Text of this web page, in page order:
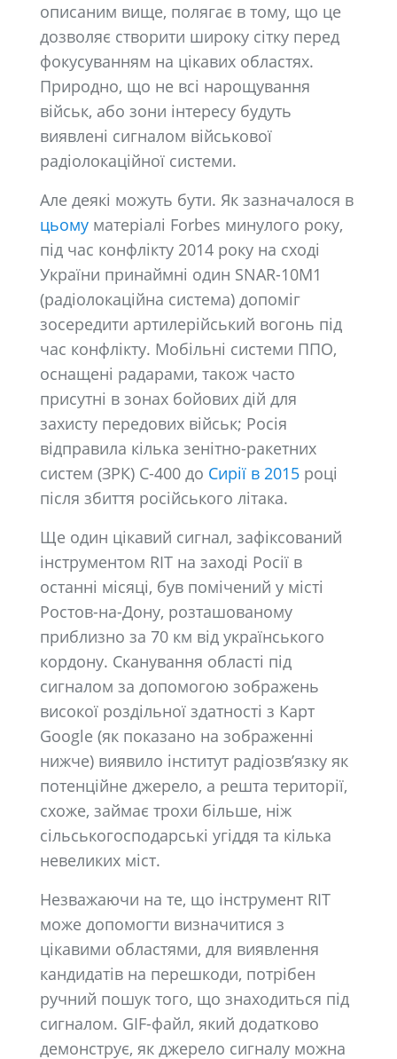
описаним вище, полягає в тому, що це
дозволяє створити широку сітку перед
фокусуванням на цікавих областях.
Природно, що не всі нарощування
військ, або зони інтересу будуть
виявлені сигналом військової
радіолокаційної системи.
Але деякі можуть бути. Як зазначалося в
цьому матеріалі Forbes минулого року,
під час конфлікту 2014 року на сході
України принаймні один SNAR-10M1
(радіолокаційна система) допоміг
зосередити артилерійський вогонь під
час конфлікту. Мобільні системи ППО,
оснащені радарами, також часто
присутні в зонах бойових дій для
захисту передових військ; Росія
відправила кілька зенітно-ракетних
систем (ЗРК) С-400 до Сирії в 2015 році
після збиття російського літака.
Ще один цікавий сигнал, зафіксований
інструментом RIT на заході Росії в
останні місяці, був помічений у місті
Ростов-на-Дону, розташованому
приблизно за 70 км від українського
кордону. Сканування області під
сигналом за допомогою зображень
високої роздільної здатності з Карт
Google (як показано на зображенні
нижче) виявило інститут радіозв’язку як
потенційне джерело, а решта території,
схоже, займає трохи більше, ніж
сільськогосподарські угіддя та кілька
невеликих міст.
Незважаючи на те, що інструмент RIT
може допомогти визначитися з
цікавими областями, для виявлення
кандидатів на перешкоди, потрібен
ручний пошук того, що знаходиться під
сигналом. GIF-файл, який додатково
демонструє, як джерело сигналу можна